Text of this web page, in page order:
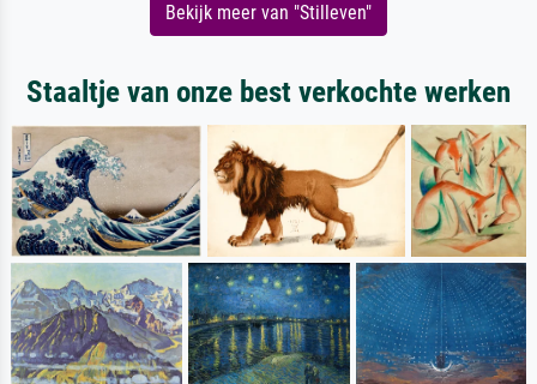
Bekijk meer van "Stilleven"
Staaltje van onze best verkochte werken